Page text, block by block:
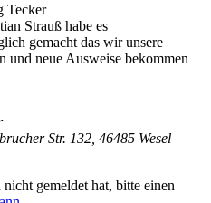
Tecker
Strauß habe es
gemacht das wir unsere
und neue Ausweise bekommen
Str. 132, 46485 Wesel
gemeldet hat, bitte einen